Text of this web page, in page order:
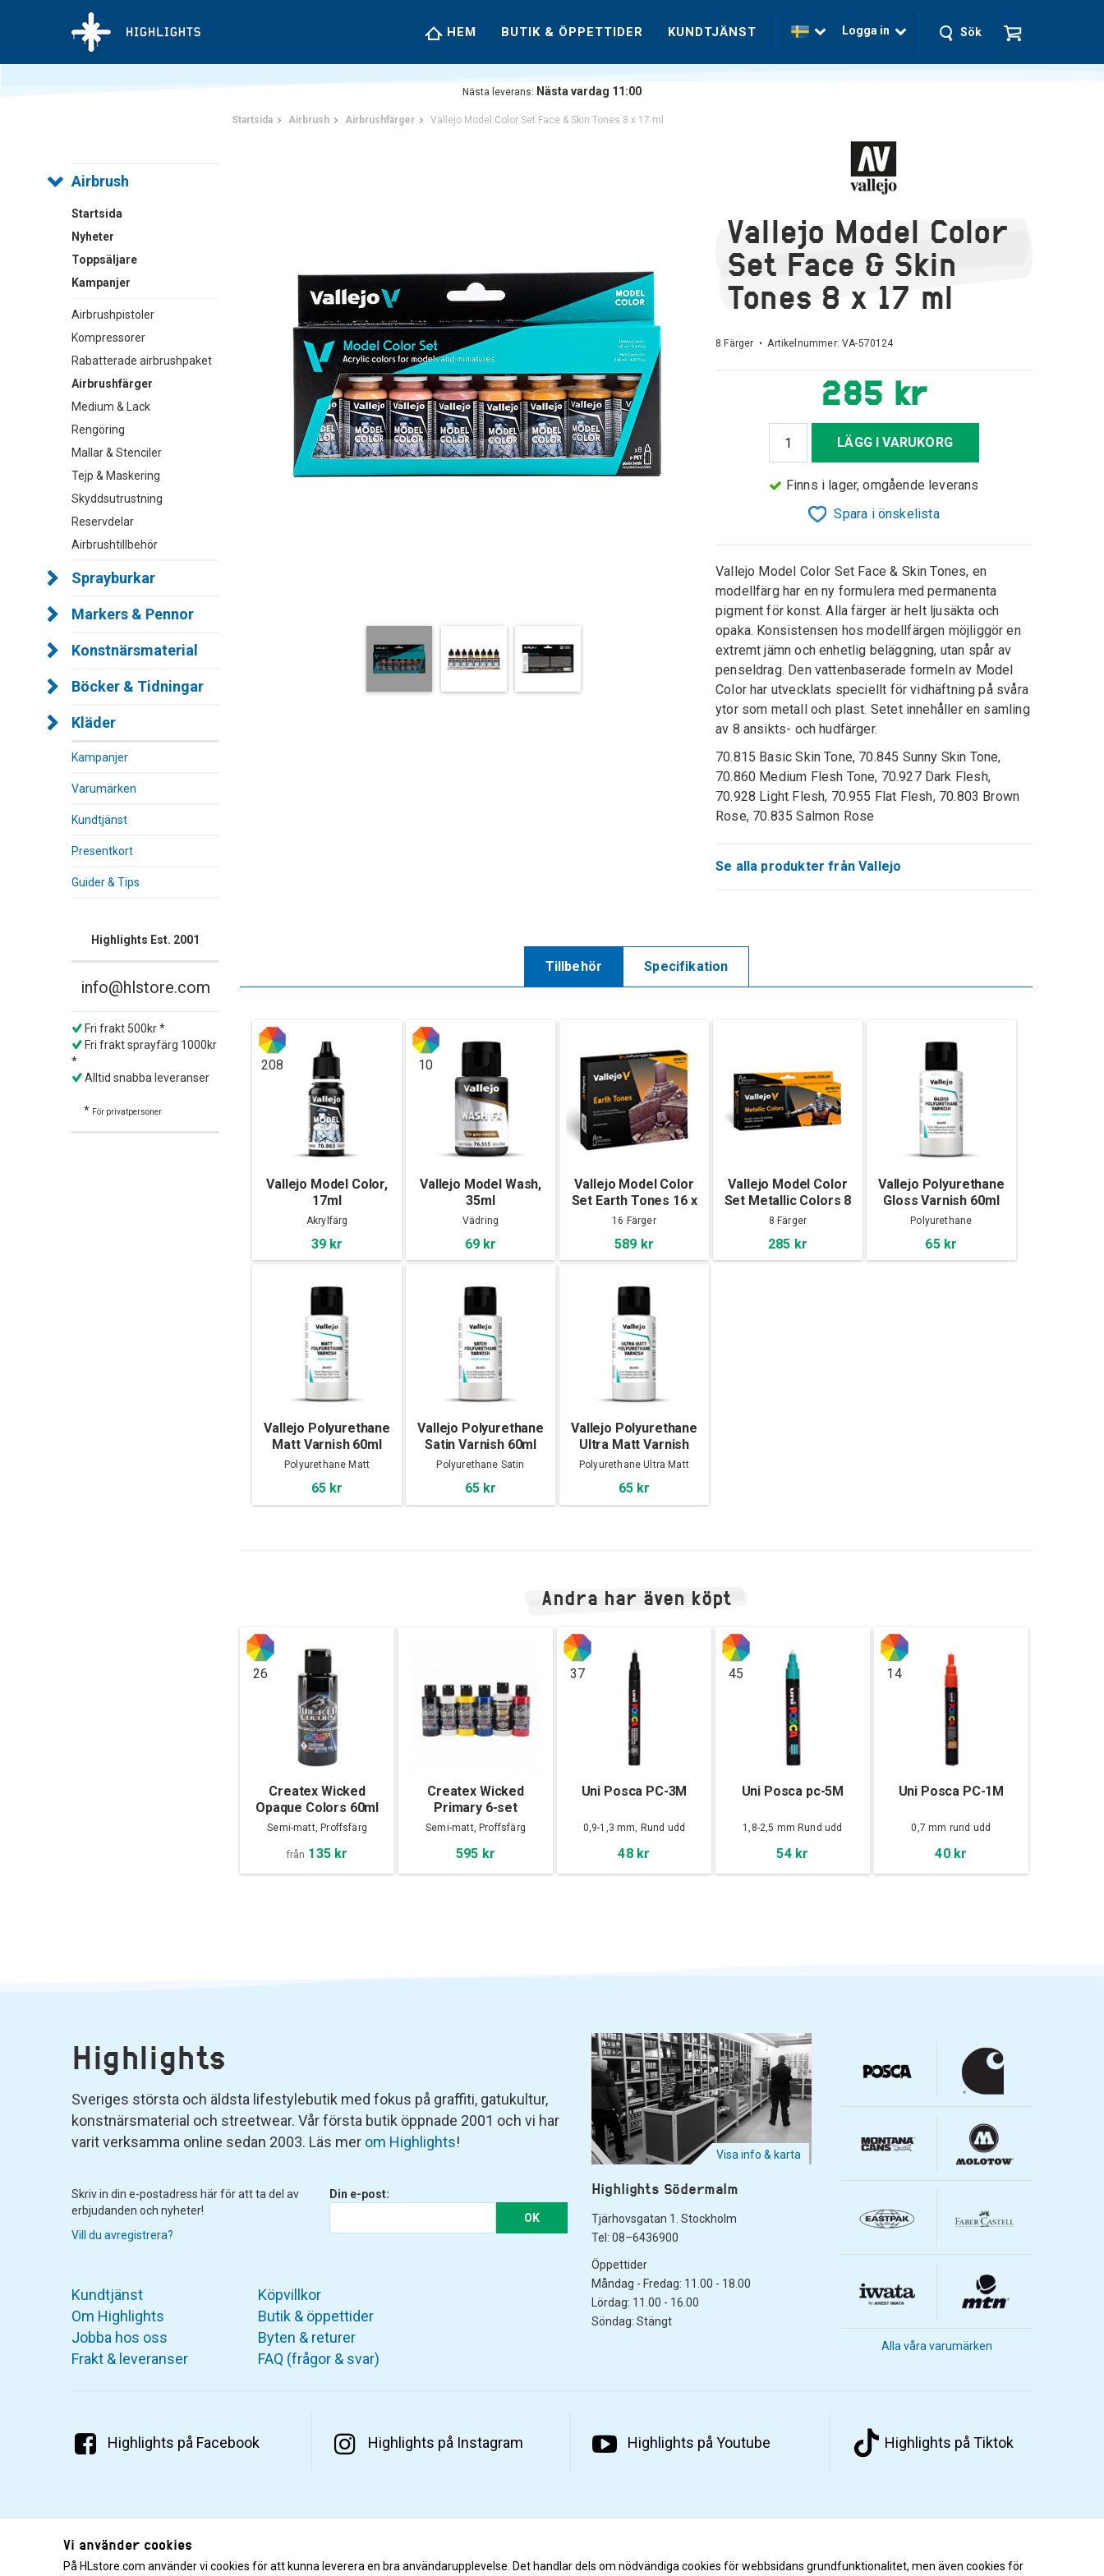
HEM BUTIK & ÖPPETTIDER KUNDTJÄNST Logga in Sök
Nästa leverans: Nästa vardag 11:00
Airbrush
Startsida
Nyheter
Toppsäljare
Kampanjer
Airbrushpistoler
Kompressorer
Rabatterade airbrushpaket
Airbrushfärger
Medium & Lack
Rengöring
Mallar & Stenciler
Tejp & Maskering
Skyddsutrustning
Reservdelar
Airbrushtillbehör
Sprayburkar
Markers & Pennor
Konstnärsmaterial
Böcker & Tidningar
Kläder
Kampanjer
Varumärken
Kundtjänst
Presentkort
Guider & Tips
Highlights Est. 2001
info@hlstore.com
Fri frakt 500kr *
Fri frakt sprayfärg 1000kr
*
Alltid snabba leveranser
* För privatpersoner
Startsida Airbrush Airbrushfärger Vallejo Model Color Set Face & Skin Tones 8 x 17 ml
Vallejo Model Color
Set Face & Skin
Tones 8 x 17 ml
8 Färger • Artikelnummer:VA-570124
285 kr
LÄGG I VARUKORG
Finns i lager, omgående leverans
Spara i önskelista
Vallejo Model Color Set Face & Skin Tones, en
modellfärg har en ny formulera med permanenta
pigment för konst. Alla färger är helt ljusäkta och
opaka. Konsistensen hos modellfärgen möjliggör en
extremt jämn och enhetlig beläggning, utan spår av
penseldrag. Den vattenbaserade formeln av Model
Color har utvecklats speciellt för vidhäftning på svåra
ytor som metall och plast. Setet innehåller en samling
av 8 ansikts- och hudfärger.
70.815 Basic Skin Tone, 70.845 Sunny Skin Tone,
70.860 Medium Flesh Tone, 70.927 Dark Flesh,
70.928 Light Flesh, 70.955 Flat Flesh, 70.803 Brown
Rose, 70.835 Salmon Rose
Se alla produkter från Vallejo
Tillbehör Specifikation
208
Vallejo Model Color,
17ml
Akrylfärg
39 kr
10
Vallejo Model Wash,
35ml
Vädring
69 kr
Vallejo Model Color
Set Earth Tones 16 x
17 ml
16 Färger
589 kr
Vallejo Model Color
Set Metallic Colors 8
x 17 ml
8 Färger
285 kr
Vallejo Polyurethane
Gloss Varnish 60ml
Polyurethane
65 kr
Vallejo Polyurethane
Matt Varnish 60ml
Polyurethane Matt
65 kr
Vallejo Polyurethane
Satin Varnish 60ml
Polyurethane Satin
65 kr
Vallejo Polyurethane
Ultra Matt Varnish
60ml
Polyurethane Ultra Matt
65 kr
Andra har även köpt
26
Createx Wicked
Opaque Colors 60ml
Semi-matt, Proffsfärg
från 135 kr
Createx Wicked
Primary 6-set
Semi-matt, Proffsfärg
595 kr
37
Uni Posca PC-3M
0,9-1,3 mm, Rund udd
48 kr
45
Uni Posca pc-5M
1,8-2,5 mm Rund udd
54 kr
14
Uni Posca PC-1M
0,7 mm rund udd
40 kr
Highlights
Sveriges största och äldsta lifestylebutik med fokus på graffiti, gatukultur,
konstnärsmaterial och streetwear. Vår första butik öppnade 2001 och vi har
varit verksamma online sedan 2003. Läs mer om Highlights!
Skriv in din e-postadress här för att ta del av
erbjudanden och nyheter!
Vill du avregistrera?
Din e-post:
OK
Visa info & karta
Highlights Södermalm
Tjärhovsgatan 1. Stockholm
Tel: 08–6436900
Öppettider
Måndag - Fredag: 11.00 - 18.00
Lördag: 11.00 - 16.00
Söndag: Stängt
Kundtjänst
Om Highlights
Jobba hos oss
Frakt & leveranser
Köpvillkor
Butik & öppettider
Byten & returer
FAQ (frågor & svar)
Alla våra varumärken
Highlights på Facebook Highlights på Instagram Highlights på Youtube Highlights på Tiktok
Vi använder cookies
På HLstore.com använder vi cookies för att kunna leverera en bra användarupplevelse. Det handlar dels om nödvändiga cookies för webbsidans grundfunktionalitet, men även cookies för